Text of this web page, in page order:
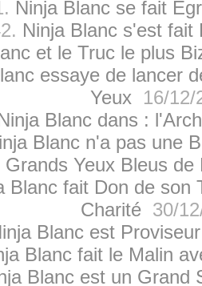
Ninja Blanc se fait
Ninja Blanc s'est fait
et le Truc le plus
essaye de lancer
Yeux 16/12/
Blanc dans :
Blanc n'a pas une
Grands Yeux Bleus de
Blanc fait Don de son
Charité 30/
Blanc est
Blanc fait le Malin
Blanc est un Grand